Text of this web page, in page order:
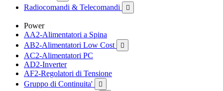
Radiocomandi & Telecomandi 
Power
AA2-Alimentatori a Spina
AB2-Alimentatori Low Cost

AC2-Alimentatori PC
AD2-Inverter
AF2-Regolatori di Tensione
Gruppo di Continuita'
